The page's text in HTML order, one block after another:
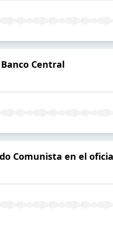
Central
Comunista en el